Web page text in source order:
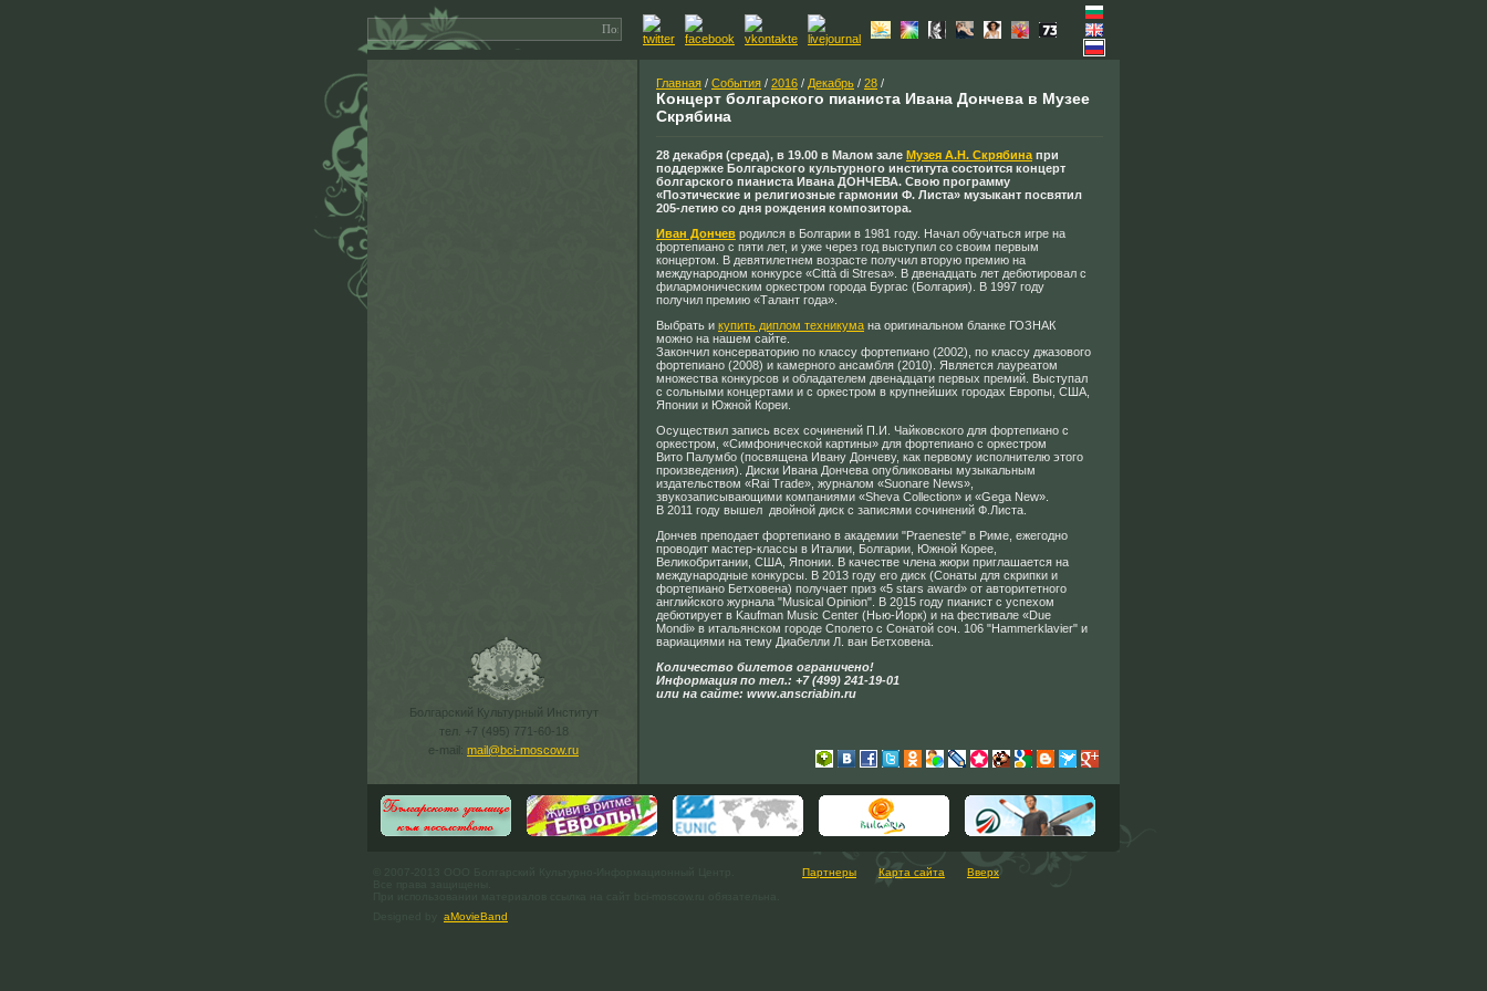
Болгарский Культурный Институт
тел. +7 (495) 771-60-18
e-mail: mail@bci-moscow.ru
Главная / События / 2016 / Декабрь / 28 /
Концерт болгарского пианиста Ивана Дончева в Музее
Скрябина
28 декабря (среда), в 19.00 в Малом зале Музея А.Н. Скрябина при
поддержке Болгарского культурного института состоится концерт
болгарского пианиста Ивана ДОНЧЕВА. Свою программу
«Поэтические и религиозные гармонии Ф. Листа» музыкант посвятил
205-летию со дня рождения композитора.
Иван Дончев родился в Болгарии в 1981 году. Начал обучаться игре на
фортепиано с пяти лет, и уже через год выступил со своим первым
концертом. В девятилетнем возрасте получил вторую премию на
международном конкурсе «Città di Stresa». В двенадцать лет дебютировал с
филармоническим оркестром города Бургас (Болгария). В 1997 году
получил премию «Талант года».
Выбрать и купить диплом техникума на оригинальном бланке ГОЗНАК
можно на нашем сайте.
Закончил консерваторию по классу фортепиано (2002), по классу джазового
фортепиано (2008) и камерного ансамбля (2010). Является лауреатом
множества конкурсов и обладателем двенадцати первых премий. Выступал
с сольными концертами и с оркестром в крупнейших городах Европы, США,
Японии и Южной Кореи.
Осуществил запись всех сочинений П.И. Чайковского для фортепиано с
оркестром, «Симфонической картины» для фортепиано с оркестром
Вито Палумбо (посвящена Ивану Дончеву, как первому исполнителю этого
произведения). Диски Ивана Дончева опубликованы музыкальным
издательством «Rai Trade», журналом «Suonare News»,
звукозаписывающими компаниями «Sheva Collection» и «Gega New».
В 2011 году вышел двойной диск с записями сочинений Ф.Листа.
Дончев преподает фортепиано в академии "Praeneste" в Риме, ежегодно
проводит мастер-классы в Италии, Болгарии, Южной Корее,
Великобритании, США, Японии. В качестве члена жюри приглашается на
международные конкурсы. В 2013 году его диск (Сонаты для скрипки и
фортепиано Бетховена) получает приз «5 stars award» от авторитетного
английского журнала "Musical Opinion". В 2015 году пианист с успехом
дебютирует в Kaufman Music Center (Нью-Йорк) и на фестивале «Due
Mondi» в итальянском городе Сполето с Сонатой соч. 106 "Hammerklavier" и
вариациями на тему Диабелли Л. ван Бетховена.
Количество билетов ограничено!
Информация по тел.: +7 (499) 241-19-01
или на сайте: www.anscriabin.ru
aMovieBand
Партнеры Карта сайта Вверх